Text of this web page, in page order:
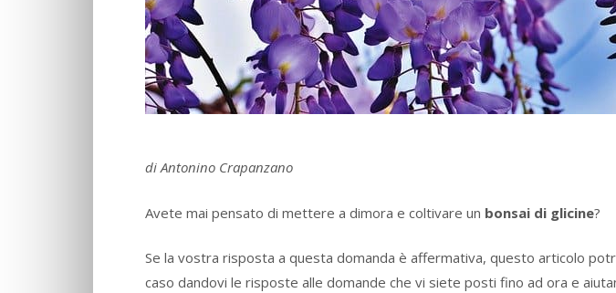
di Antonino Crapanzano
Avete mai pensato di mettere a dimora e coltivare un bonsai di glicine?
Se la vostra risposta a questa domanda è affermativa, questo articolo
caso dandovi le risposte alle domande che vi siete posti fino ad ora e